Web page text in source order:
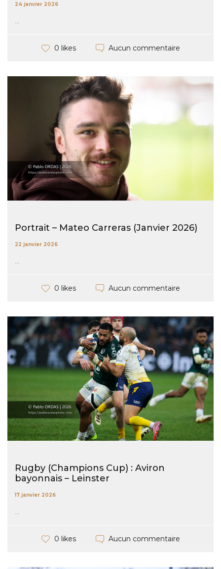
24 janvier 2026
...
0 likes Aucun commentaire
Portrait – Mateo Carreras (Janvier 2026)
22 janvier 2026
...
0 likes Aucun commentaire
Rugby (Champions Cup) : Aviron
bayonnais – Leinster
17 janvier 2026
...
0 likes Aucun commentaire